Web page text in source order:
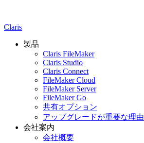
Claris
製品
Claris FileMaker
Claris Studio
Claris Connect
FileMaker Cloud
FileMaker Server
FileMaker Go
共有オプション
アップグレードが重要な理由
会社案内
会社概要